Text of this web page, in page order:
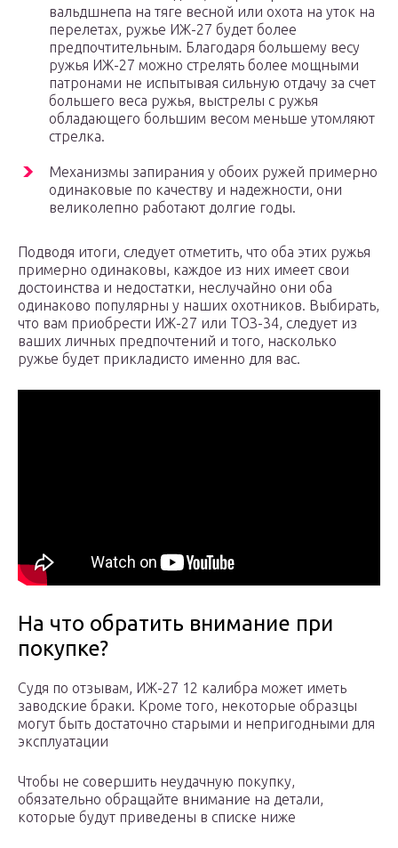
вальдшнепа на тяге весной или охота на уток на
перелетах, ружье ИЖ-27 будет более
предпочтительным. Благодаря большему весу
ружья ИЖ-27 можно стрелять более мощными
патронами не испытывая сильную отдачу за счет
большего веса ружья, выстрелы с ружья
обладающего большим весом меньше утомляют
стрелка.
Механизмы запирания у обоих ружей примерно
одинаковые по качеству и надежности, они
великолепно работают долгие годы.
Подводя итоги, следует отметить, что оба этих ружья
примерно одинаковы, каждое из них имеет свои
достоинства и недостатки, неслучайно они оба
одинаково популярны у наших охотников. Выбирать,
что вам приобрести ИЖ-27 или ТОЗ-34, следует из
ваших личных предпочтений и того, насколько
ружье будет прикладисто именно для вас.
На что обратить внимание при
покупке?
Судя по отзывам, ИЖ-27 12 калибра может иметь
заводские браки. Кроме того, некоторые образцы
могут быть достаточно старыми и непригодными для
эксплуатации
Чтобы не совершить неудачную покупку,
обязательно обращайте внимание на детали,
которые будут приведены в списке ниже